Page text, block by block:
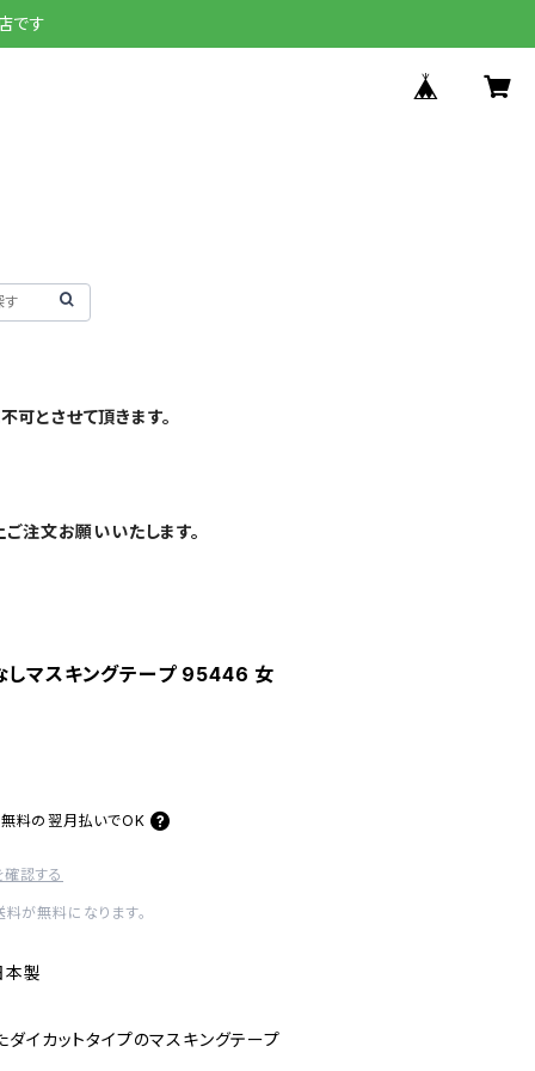
です
とさせて頂きます。
注文お願いいたします。
マスキングテープ 95446 女
料の 翌月払いでOK
認する
が無料になります。
製
イカットタイプのマスキングテープ